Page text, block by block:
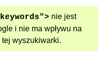
nie jest
i nie ma wpływu na
wyszukiwarki.